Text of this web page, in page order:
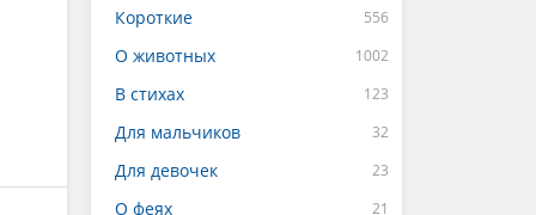
Короткие
О животных
В стихах
Для мальчиков
Для девочек
О феях